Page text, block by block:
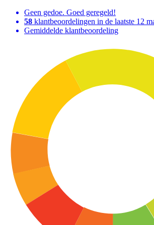
Geen gedoe. Goed geregeld!
58 klantbeoordelingen in de laatste 12
Gemiddelde klantbeoordeling